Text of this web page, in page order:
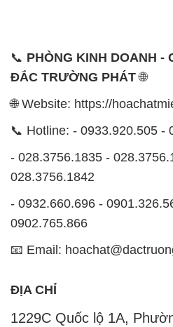
📞 PHÒNG KINH DOANH -
ĐẮC TRƯỜNG PHÁT🌐
🌐 Website: https://
📞 Hotline: - 0933.920.505 -
- 028.3756.1835 -
028.3756.1842
- 0932.660.696 -
0902.765.866
📧 Email:
ĐỊA CHỈ
1229C Quốc lộ 1A,